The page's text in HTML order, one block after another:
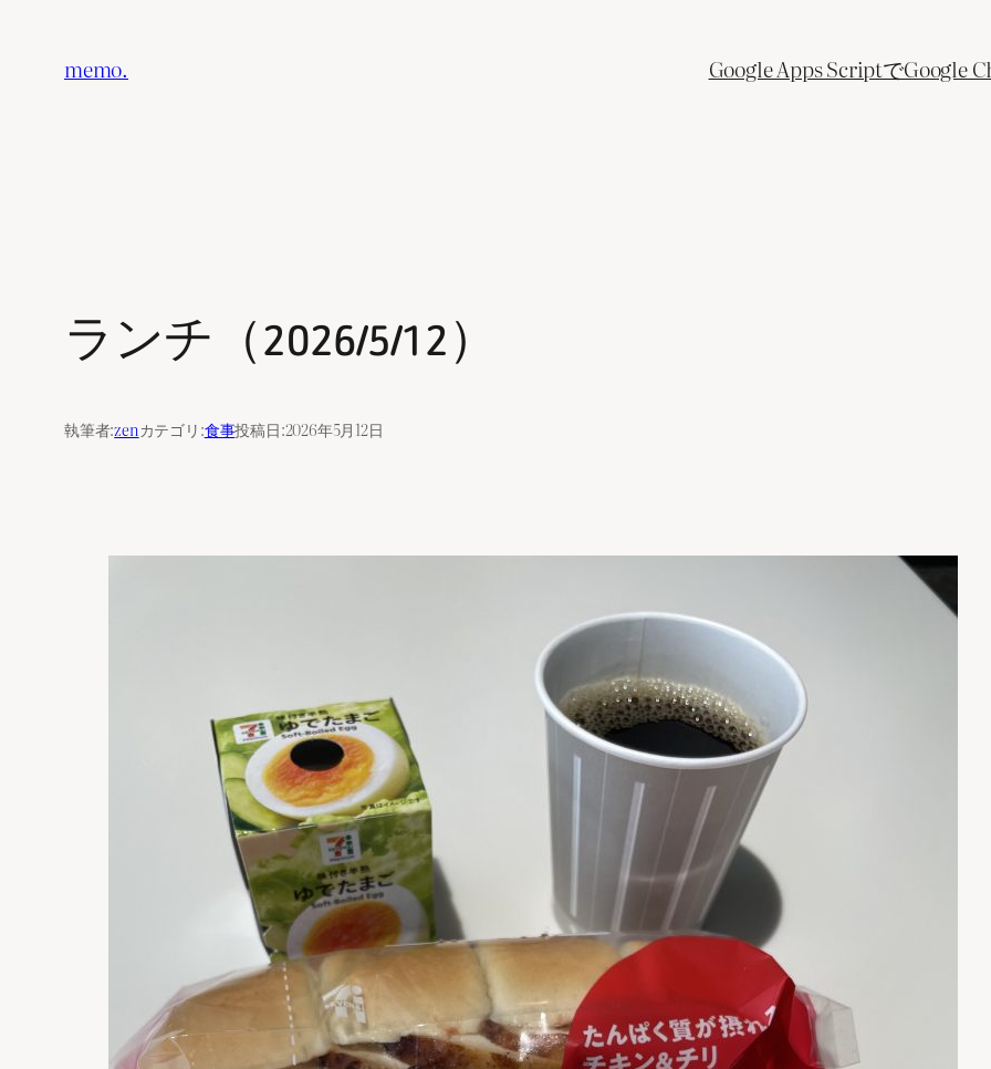
memo. Google Apps ScriptでGoogle
ランチ（2026/5/12）
執筆者:zenカテゴリ:食事投稿日:2026年5月12日